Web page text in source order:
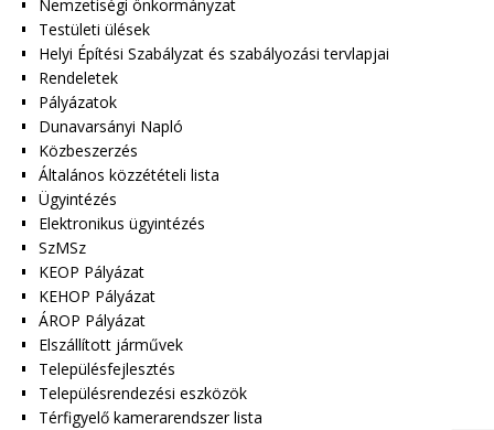
Nemzetiségi önkormányzat
Testületi ülések
Helyi Építési Szabályzat és szabályozási tervlapjai
Rendeletek
Pályázatok
Dunavarsányi Napló
Közbeszerzés
Általános közzétételi lista
Ügyintézés
Elektronikus ügyintézés
SzMSz
KEOP Pályázat
KEHOP Pályázat
ÁROP Pályázat
Elszállított járművek
Településfejlesztés
Településrendezési eszközök
Térfigyelő kamerarendszer lista